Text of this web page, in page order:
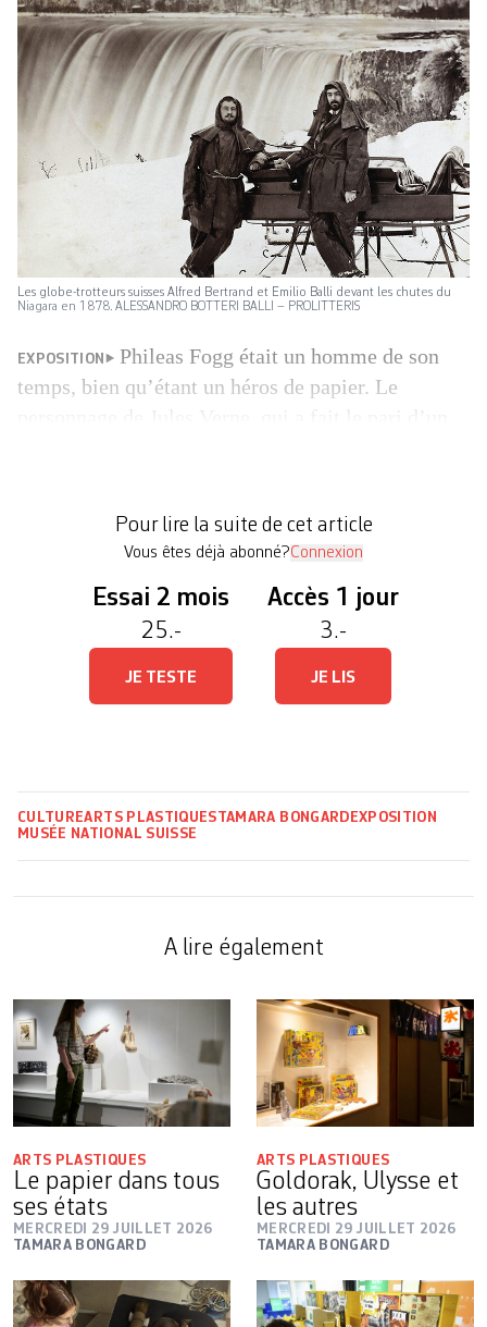
Les globe-­trotteurs suisses Alfred Bertrand et Emilio Balli devant les chutes du
Niagara en 1878. ALESSANDRO BOTTERI BALLI – PROLITTERIS
EXPOSITION
Phileas Fogg était un homme de son
temps, bien qu’étant un héros de papier. Le
voyager autour du […]
Pour lire la suite de cet article
Vous êtes déjà abonné?Connexion
Essai 2 mois
25.-
JE TESTE
Accès 1 jour
3.-
JE LIS
CULTUREARTS PLASTIQUESTAMARA BONGARD EXPOSITION
MUSÉE NATIONAL SUISSE
A lire également
ARTS PLASTIQUES
Le papier dans tous
ses états
MERCREDI 29 JUILLET 2026
TAMARA BONGARD
ARTS PLASTIQUES
Goldorak, Ulysse et
les autres
MERCREDI 29 JUILLET 2026
TAMARA BONGARD